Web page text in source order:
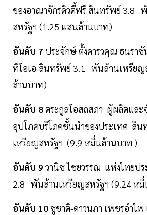
ของอาณาจักรดิวตี้ฟรี สินทรัพย์ 3.8
สหรัฐฯ (1.25 แสนล้านบาท)
อันดับ 7 ประจักษ์ ตั้งคารวคุณ ธนรา
ทีโอเอ สินทรัพย์ 3.1 พันล้านเหรียญ
ล้านบาท)
อันดับ 8ตระกูลโอสถสภา ผู้ผลิตและ
อุปโภคบริโภคชั้นนำของประเทศ สิ
เหรียญสหรัฐฯ (9.9 หมื่นล้านบาท )
อันดับ 9 วานิช ไชยวรรณ แห่งไทยป
2.8 พันล้านเหรียญสหรัฐฯ (9.24 ห
อันดับ 10ชูชาติ-ดาวนภา เพชรอำไพ